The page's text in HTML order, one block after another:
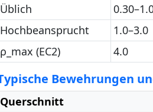
Üblich
Hochbeansprucht
1.0–3.0
ρ_max (EC2)
4.0
Bewehrungen
Querschnitt